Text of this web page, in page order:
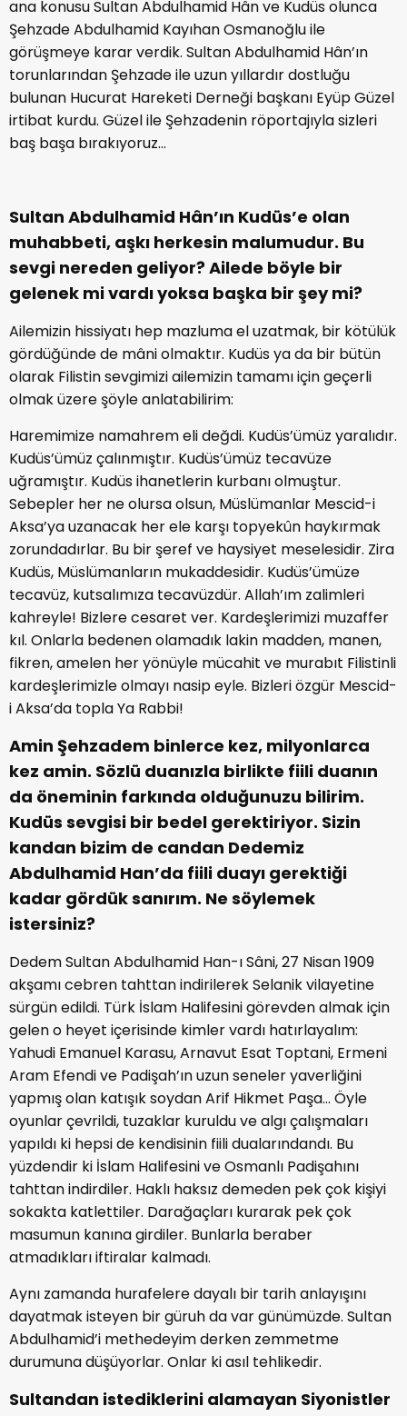
ana konusu Sultan Abdulhamid Hân ve Kudüs olunca
Şehzade Abdulhamid Kayıhan Osmanoğlu ile
görüşmeye karar verdik. Sultan Abdulhamid Hân’ın
torunlarından Şehzade ile uzun yıllardır dostluğu
bulunan Hucurat Hareketi Derneği başkanı Eyüp Güzel
irtibat kurdu. Güzel ile Şehzadenin röportajıyla sizleri
baş başa bırakıyoruz…
Sultan Abdulhamid Hân’ın Kudüs’e olan
muhabbeti, aşkı herkesin malumudur. Bu
sevgi nereden geliyor? Ailede böyle bir
gelenek mi vardı yoksa başka bir şey mi?
Ailemizin hissiyatı hep mazluma el uzatmak, bir kötülük
gördüğünde de mâni olmaktır. Kudüs ya da bir bütün
olarak Filistin sevgimizi ailemizin tamamı için geçerli
olmak üzere şöyle anlatabilirim:
Haremimize namahrem eli değdi. Kudüs’ümüz yaralıdır.
Kudüs’ümüz çalınmıştır. Kudüs’ümüz tecavüze
uğramıştır. Kudüs ihanetlerin kurbanı olmuştur.
Sebepler her ne olursa olsun, Müslümanlar Mescid-i
Aksa’ya uzanacak her ele karşı topyekûn haykırmak
zorundadırlar. Bu bir şeref ve haysiyet meselesidir. Zira
Kudüs, Müslümanların mukaddesidir. Kudüs’ümüze
tecavüz, kutsalımıza tecavüzdür. Allah’ım zalimleri
kahreyle! Bizlere cesaret ver. Kardeşlerimizi muzaffer
kıl. Onlarla bedenen olamadık lakin madden, manen,
fikren, amelen her yönüyle mücahit ve murabıt Filistinli
kardeşlerimizle olmayı nasip eyle. Bizleri özgür Mescid-
i Aksa’da topla Ya Rabbi!
Amin Şehzadem binlerce kez, milyonlarca
kez amin. Sözlü duanızla birlikte fiili duanın
da öneminin farkında olduğunuzu bilirim.
Kudüs sevgisi bir bedel gerektiriyor. Sizin
kandan bizim de candan Dedemiz
Abdulhamid Han’da fiili duayı gerektiği
kadar gördük sanırım. Ne söylemek
istersiniz?
Dedem Sultan Abdulhamid Han-ı Sâni, 27 Nisan 1909
akşamı cebren tahttan indirilerek Selanik vilayetine
sürgün edildi. Türk İslam Halifesini görevden almak için
gelen o heyet içerisinde kimler vardı hatırlayalım:
Yahudi Emanuel Karasu, Arnavut Esat Toptani, Ermeni
Aram Efendi ve Padişah’ın uzun seneler yaverliğini
yapmış olan katışık soydan Arif Hikmet Paşa… Öyle
oyunlar çevrildi, tuzaklar kuruldu ve algı çalışmaları
yapıldı ki hepsi de kendisinin fiili dualarındandı. Bu
yüzdendir ki İslam Halifesini ve Osmanlı Padişahını
tahttan indirdiler. Haklı haksız demeden pek çok kişiyi
sokakta katlettiler. Darağaçları kurarak pek çok
masumun kanına girdiler. Bunlarla beraber
atmadıkları iftiralar kalmadı.
Aynı zamanda hurafelere dayalı bir tarih anlayışını
dayatmak isteyen bir güruh da var günümüzde. Sultan
Abdulhamid’i methedeyim derken zemmetme
durumuna düşüyorlar. Onlar ki asıl tehlikedir.
Sultandan istediklerini alamayan Siyonistler